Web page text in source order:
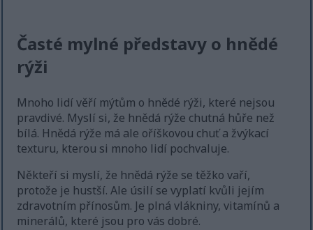
Časté mylné představy o hnědé
rýži
Mnoho lidí věří mýtům o hnědé rýži, které nejsou
pravdivé. Myslí si, že hnědá rýže chutná hůře než
bílá. Hnědá rýže má ale oříškovou chuť a žvýkací
texturu, kterou si mnoho lidí pochvaluje.
Někteří si myslí, že hnědá rýže se těžko vaří,
protože je hustší. Ale úsilí se vyplatí kvůli jejím
zdravotním přínosům. Je plná vlákniny, vitamínů a
minerálů, které jsou pro vás dobré.